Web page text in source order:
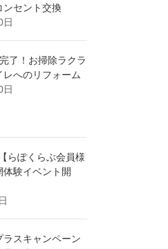
ンセント交換
日
了！お掃除ラクラ
レへのリフォーム
日
らぽくらぶ会員様
体験イベント開
ラスキャンペーン